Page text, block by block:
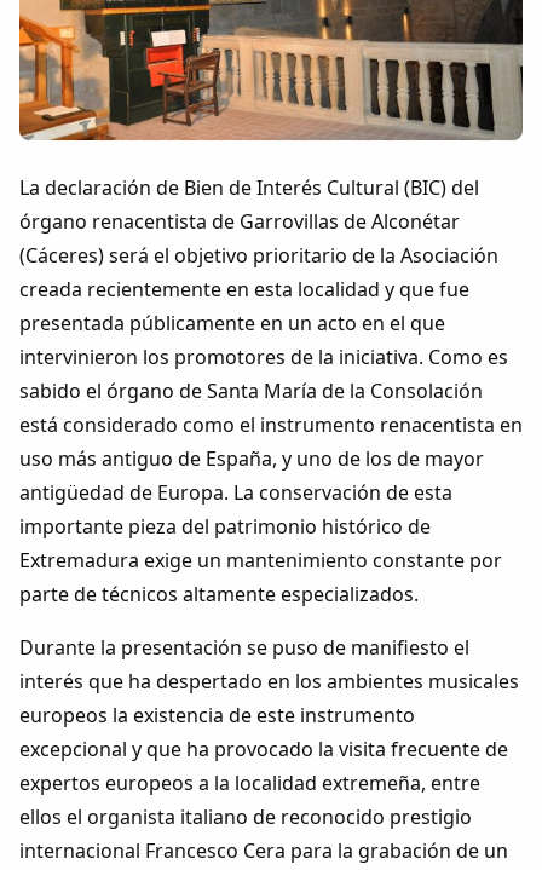
Colaboradores
AlkoTV
Biblioteca
Periódico Alconétar
Foros
Idiosincrasia
Diccionario
Traductor
Dichos
Apodos
Peñas
La palra
La declaración de Bien de Interés Cultural (BIC) del
órgano renacentista de Garrovillas de Alconétar
(Cáceres) será el objetivo prioritario de la Asociación
creada recientemente en esta localidad y que fue
presentada públicamente en un acto en el que
intervinieron los promotores de la iniciativa. Como es
sabido el órgano de Santa María de la Consolación
está considerado como el instrumento renacentista en
uso más antiguo de España, y uno de los de mayor
antigüedad de Europa. La conservación de esta
importante pieza del patrimonio histórico de
Extremadura exige un mantenimiento constante por
parte de técnicos altamente especializados.
Durante la presentación se puso de manifiesto el
interés que ha despertado en los ambientes musicales
europeos la existencia de este instrumento
excepcional y que ha provocado la visita frecuente de
expertos europeos a la localidad extremeña, entre
ellos el organista italiano de reconocido prestigio
internacional Francesco Cera para la grabación de un